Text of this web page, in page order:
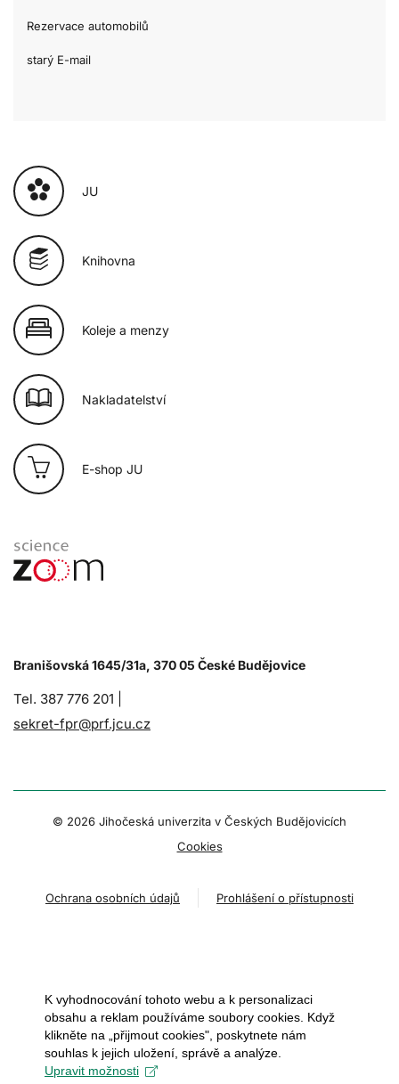
Rezervace automobilů
starý E-mail
JU
Knihovna
Koleje a menzy
Nakladatelství
E-shop JU
Branišovská 1645/31a, 370 05 České Budějovice
Tel. 387 776 201 |
sekret-fpr@prf.jcu.cz
© 2026 Jihočeská univerzita v Českých Budějovicích
Cookies
Ochrana osobních údajů Prohlášení o přístupnosti
K vyhodnocování tohoto webu a k personalizaci
obsahu a reklam používáme soubory cookies. Když
klikněte na „přijmout cookies", poskytnete nám
souhlas k jejich uložení, správě a analýze.
Upravit možnosti